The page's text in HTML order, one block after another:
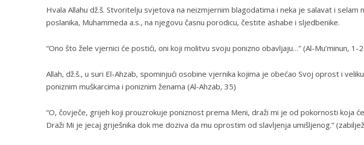
Hvala Allahu dž.š. Stvoritelju svjetova na neizmjernim blagodatima i neka je salavat i selam
poslanika, Muhammeda a.s., na njegovu časnu porodicu, čestite ashabe i sljedbenike.
“Ono što žele vjernici će postići, oni koji molitvu svoju ponizno obavljaju…” (Al-Mu’minun, 1-
Allah, dž.š., u suri El-Ahzab, spominjući osobine vjernika kojima je obećao Svoj oprost i
poniznim muškarcima i poniznim ženama (Al-Ahzab, 35)
“O, čovječe, grijeh koji prouzrokuje poniznost prema Meni, draži mi je od pokornosti koja
Draži Mi je jecaj griješnika dok me doziva da mu oprostim od slavljenja umišljenog.”